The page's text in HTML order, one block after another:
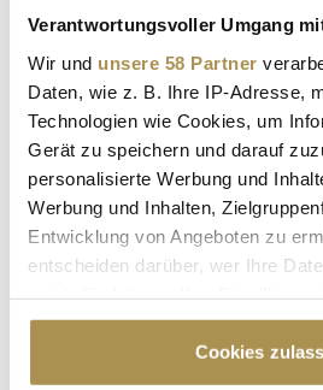
Verantwortungsvoller Umgang
Wir und unsere 58 Partner
Daten, wie z. B. Ihre IP-Adresse,
Technologien wie Cookies, um
Gerät zu speichern und darauf
personalisierte Werbung und
Werbung und Inhalten,
Entwicklung von Angeboten zu
entscheiden darüber, wer Ihre
Cookie-Erklärung oder durch
Trigger Symbol ändern oder
Cookies